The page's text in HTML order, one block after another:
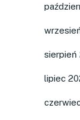
sierpień
lipiec